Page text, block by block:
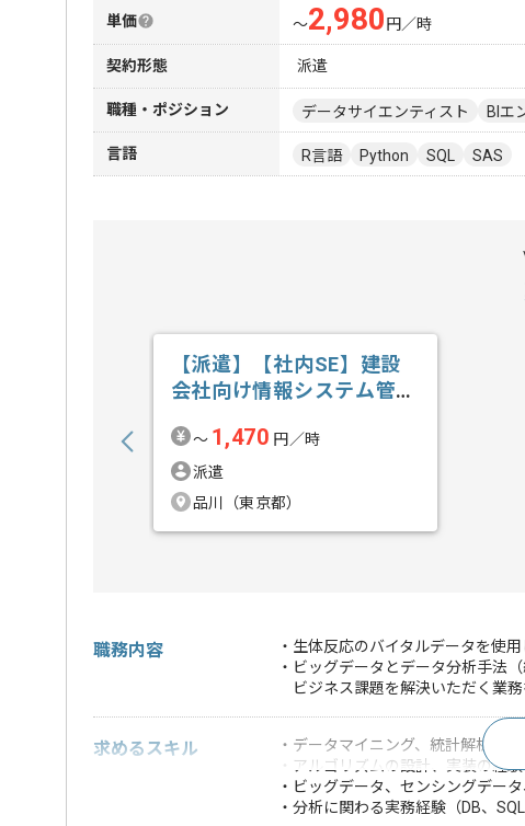
単価 〜2,980 円／時
契約形態 派遣
職種・ポジション データサイエンティスト BIエ
言語 R言語 Python SQL SAS
【派遣】【社内SE】建設
会社向け情報システム管理
〜 1,470 円／時
派遣
品川（東京都）
職務内容
・生体反応のバイタルデータを使
・ビッグデータとデータ分析手法
ビジネス課題を解決いただく業
求めるスキル
・データマイニング、統計解析、
・アルゴリズムの設計、実装の経験
・ビッグデータ、センシングデー
・分析に関わる実務経験（DB、